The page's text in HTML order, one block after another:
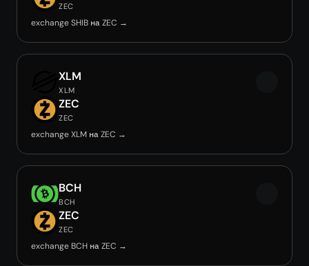
ZEC
exchange SHIB на ZEC →
XLM
XLM
ZEC
ZEC
exchange XLM на ZEC →
BCH
BCH
ZEC
ZEC
exchange BCH на ZEC →